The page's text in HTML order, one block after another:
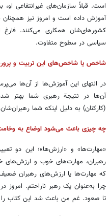
آموزش داده است و امروز نیز
کشورهای‌شان همکاری می‌کنند. فارغ
سیاسی در سطوح متفاوت.
شاخص یا شاخص‌های این تربیت و
در انتهای این آموزش‌ها از آن‌ها
آن‌ها در نتیجة رهبری شما بهتر
(کارکنان) به دلیل اینکه شما
چه چیزی باعث می‌شود اوضاع به
«مهارت‌ها» و «ارزش‌ها»؛ این دو
رهبران، مهارت‌های خوب و ارزش‌های
که مهارت‌ها یا ارزش‌های رهبران
چرا به‌عنوان یک رهبر ناراحتم.
تا صعود. غم من باعث شد این کتاب را